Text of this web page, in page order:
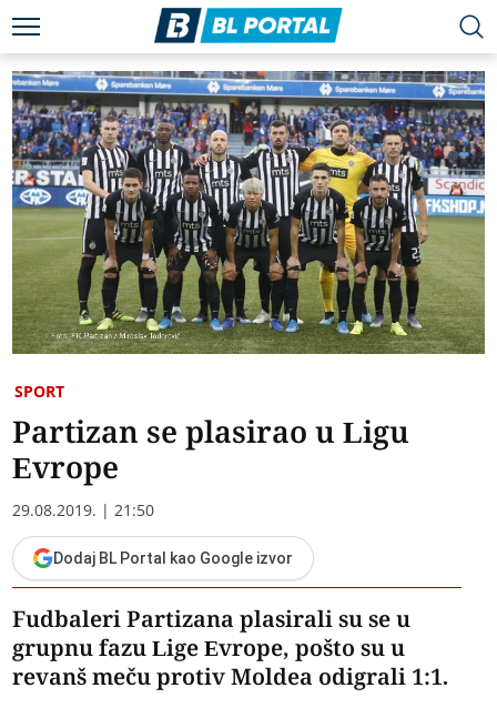
SPORT
Partizan se plasirao u Ligu
Evrope
29.08.2019. | 21:50
Dodaj BL Portal kao Google izvor
Fudbaleri Partizana plasirali su se u
grupnu fazu Lige Evrope, pošto su u
revanš meču protiv Moldea odigrali 1:1.